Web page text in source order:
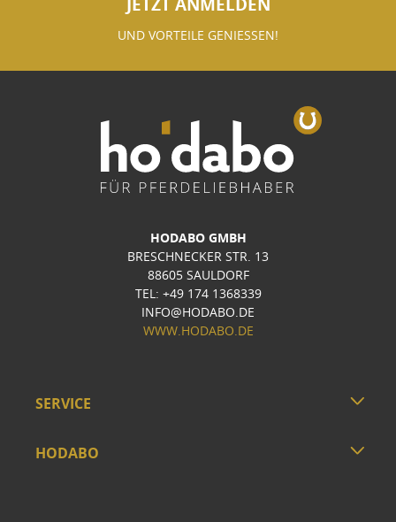
UND VORTEILE GENIESSEN!
HODABO GMBH
BRESCHNECKER STR. 13
88605 SAULDORF
TEL: +49 174 1368339
INFO@HODABO.DE
WWW.HODABO.DE
SERVICE
HODABO